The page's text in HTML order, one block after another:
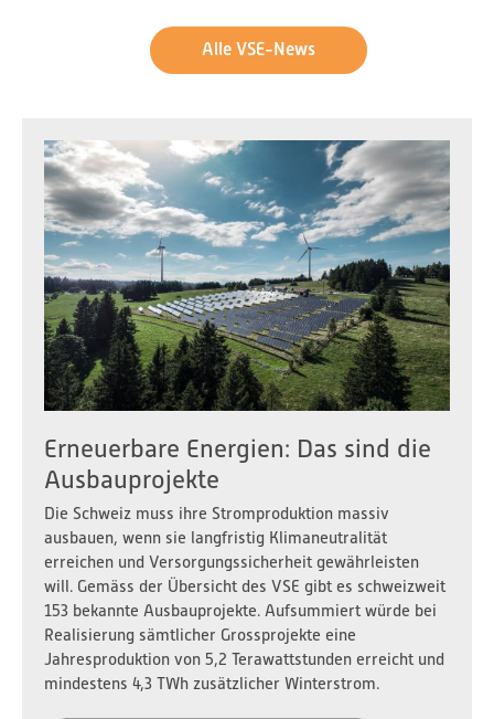
Alle VSE-News
Erneuerbare Energien: Das sind die
Ausbauprojekte
Die Schweiz muss ihre Stromproduktion massiv
ausbauen, wenn sie langfristig Klimaneutralität
erreichen und Versorgungssicherheit gewährleisten
will. Gemäss der Übersicht des VSE gibt es schweizweit
153 bekannte Ausbauprojekte. Aufsummiert würde bei
Realisierung sämtlicher Grossprojekte eine
Jahresproduktion von 5,2 Terawattstunden erreicht und
mindestens 4,3 TWh zusätzlicher Winterstrom.